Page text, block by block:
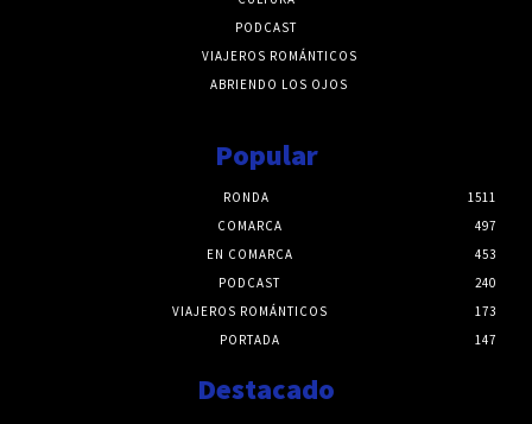
PODCAST
VIAJEROS ROMÁNTICOS
ABRIENDO LOS OJOS
Popular
RONDA
1511
COMARCA
497
EN COMARCA
453
PODCAST
240
VIAJEROS ROMÁNTICOS
173
PORTADA
147
Destacado